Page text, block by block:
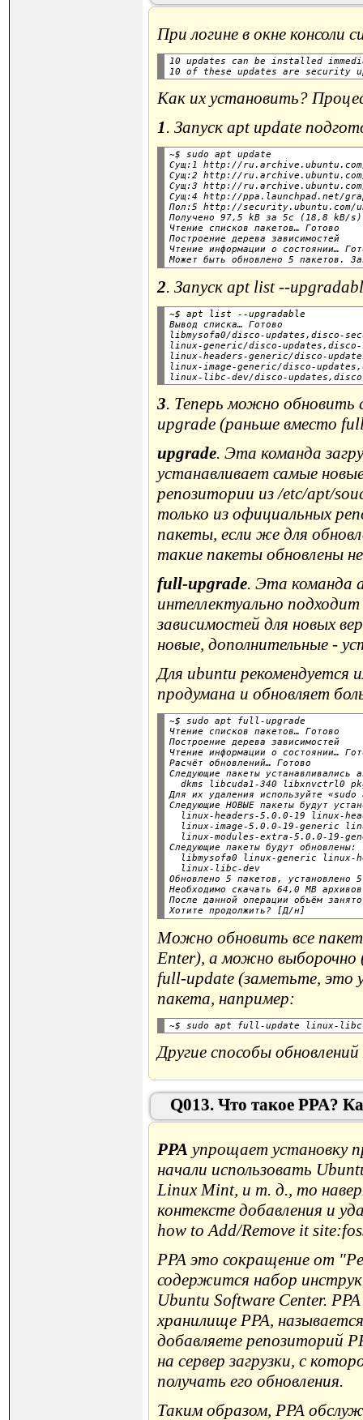
При логине в окне консоли
10 updates can be installed
Как их установить?
1. Запуск apt update
~$ sudo apt update
Сущ:1 http://
Сущ:2 http://
Сущ:3 http://
Сущ:4 http://ppa.launchpad.net/
Пол:5 http://security.ubuntu.com/
Получено 97,5 kB за 5с (18,8 kB/s)
Чтение списков пакетов… Готово
Построение дерева зависимостей
Чтение информации о состоянии…
2. Запуск apt list --
~$ apt list --upgradable
Вывод списка… Готово
libmysofa0/disco-updates,disco-
linux-generic/disco-
linux-headers-generic/disco-
linux-image-generic/disco-
3. Теперь можно обновить
upgrade (раньше вместо
upgrade. Эта команда
устанавливает самые
репозитории из/etc/apt/
только из официальных
пакеты, если же для
такие пакеты обновлены
full-upgrade. Эта команда
интеллектуально
зависимостей для новых
новые, дополнительные -
Для ubuntu рекомендуется
продумана и обновляет
~$ sudo apt full-upgrade
Чтение списков пакетов… Готово
Построение дерева зависимостей
Чтение информации о состоянии…
Расчёт обновлений… Готово
Следующие пакеты устанавливались
dkms libcuda1-340 libxnvctrl0
Для их удаления используйте
Следующие НОВЫЕ пакеты будут
linux-headers-5.0.0-19 linux-
linux-image-5.0.0-19-generic
linux-modules-extra-5.0.0-19-
Следующие пакеты будут обновлены:
libmysofa0 linux-generic linux-
  linux-libc-dev
Обновлено 5 пакетов,
Необходимо скачать 64,0 MB
После данной операции объём
Можно обновить все
Enter), а можно выборочно
full-update (заметьте, это
пакета, например:
Другие способы
Q013. Что такое PPA?
PPA упрощает установку
начали использовать
Linux Mint, и т. д., то
контексте добавления и
how to Add/Remove it
PPA это сокращение от
содержится набор
Ubuntu Software Center.
хранилище PPA,
добавляете репозиторий
на сервер загрузки, с
получать его обновления.
Таким образом, PPA